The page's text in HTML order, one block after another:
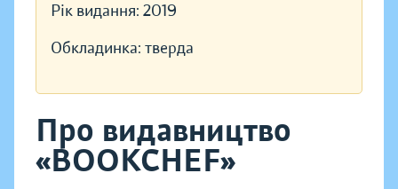
Рік видання: 2019
Обкладинка: тверда
Про видавництво
«BOOKCHEF»